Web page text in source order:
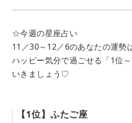
☆今週の星座占い
11／30～12／6のあなたの運勢
ハッピー気分で過ごせる「1位
いきましょう♡
【1位】ふたご座